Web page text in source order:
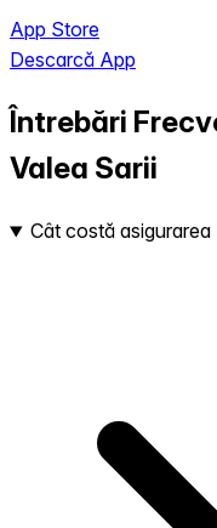
App Store
Descarcă App
Întrebări
Valea Sarii
Cât costă asigurarea